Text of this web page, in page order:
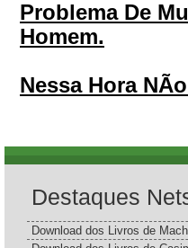
Problema De
Homem.
Nessa Hora
Destaques
Download dos Livros de